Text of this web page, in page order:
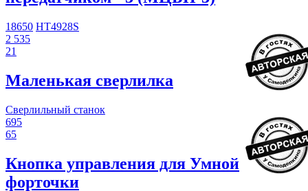
18650 HT4928S
2 535
21
Маленькая сверлилка
Сверлильный станок
695
65
Кнопка управления для Умной
форточки